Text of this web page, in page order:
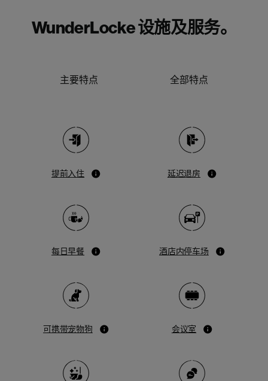
WunderLocke 设施及服务。
主要特点 全部特点
提前入住 延迟退房
每日早餐 酒店内停车场
可携带宠物狗 会议室